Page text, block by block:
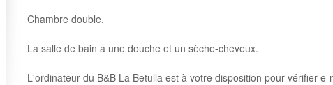
Chambre double.
La salle de bain a une douche et un sèche-cheveux.
L'ordinateur du B&B La Betulla est à votre disposition pour vérifier